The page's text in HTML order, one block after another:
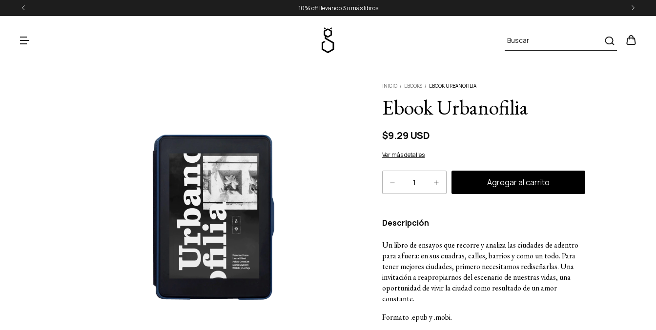
10% off llevando 3 o más libros
INICIO / EBOOKS / EBOOK URBANOFILIA
Ebook Urbanofilia
$9.29 USD
Ver más detalles
Descripción
Un libro de ensayos que recorre y analiza las ciudades de adentro
para afuera: en sus cuadras, calles, barrios y como un todo. Para
tener mejores ciudades, primero necesitamos rediseñarlas. Una
invitación a reapropiarnos del escenario de nuestras vidas, una
oportunidad de vivir la ciudad como resultado de un amor
constante.
Formato .epub y .mobi.